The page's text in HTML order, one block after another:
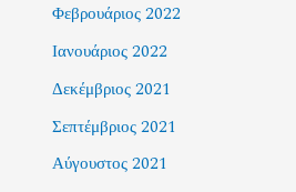
Φεβρουάριος 2022
Ιανουάριος 2022
Δεκέμβριος 2021
Σεπτέμβριος 2021
Αύγουστος 2021